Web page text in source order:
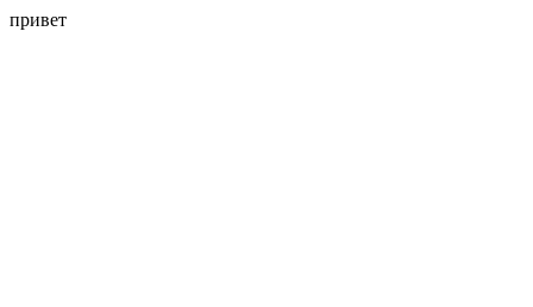
привет